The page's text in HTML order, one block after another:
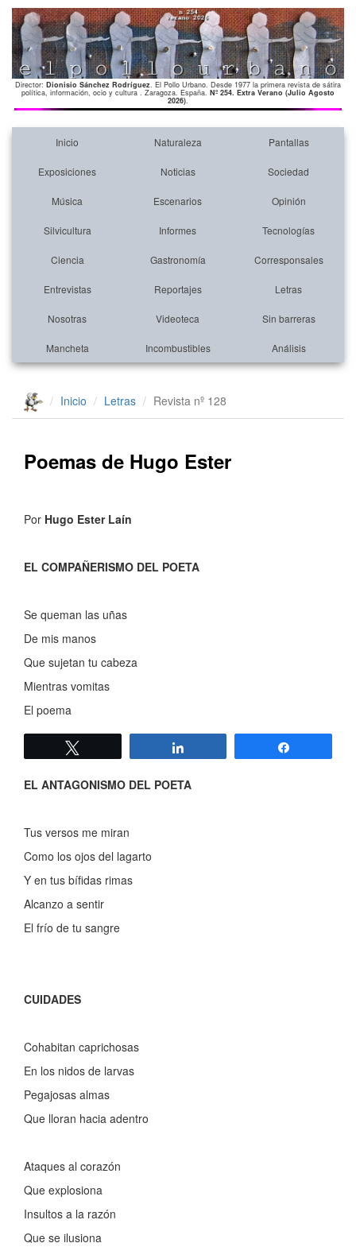
Director: Dionisio Sánchez Rodríguez. El Pollo Urbano. Desde 1977 la primera revista de sátira
política, información, ocio y cultura . Zaragoza. España. Nº 254. Extra Verano (Julio Agosto
2026).
Inicio Naturaleza Pantallas
Exposiciones Noticias Sociedad
Música Escenarios Opinión
Silvicultura Informes Tecnologías
Ciencia Gastronomía Corresponsales
Entrevistas Reportajes Letras
Nosotras Videoteca Sin barreras
Mancheta Incombustibles Análisis
Inicio Letras Revista nº 128
Poemas de Hugo Ester
Por Hugo Ester Laín
EL COMPAÑERISMO DEL POETA
Se queman las uñas
De mis manos
Que sujetan tu cabeza
Mientras vomitas
El poema
EL ANTAGONISMO DEL POETA
Tus versos me miran
Como los ojos del lagarto
Y en tus bífidas rimas
Alcanzo a sentir
El frío de tu sangre
CUIDADES
Cohabitan caprichosas
En los nidos de larvas
Pegajosas almas
Que lloran hacia adentro
Ataques al corazón
Que explosiona
Insultos a la razón
Que se ilusiona